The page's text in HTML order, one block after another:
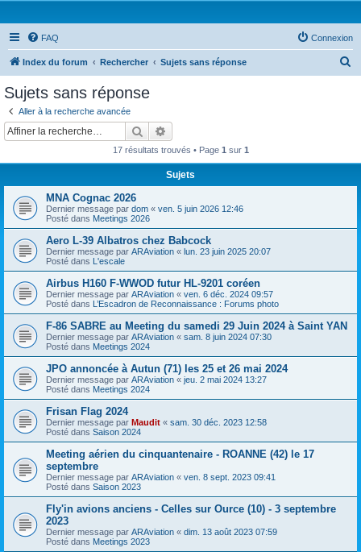
FAQ Connexion
Index du forum Rechercher Sujets sans réponse
Sujets sans réponse
Aller à la recherche avancée
Rechercher
17 résultats trouvés • Page 1 sur 1
Sujets
MNA Cognac 2026
Dernier message par dom « ven. 5 juin 2026 12:46
Posté dans Meetings 2026
Aero L-39 Albatros chez Babcock
Dernier message par ARAviation « lun. 23 juin 2025 20:07
Posté dans L'escale
Airbus H160 F-WWOD futur HL-9201 coréen
Dernier message par ARAviation « ven. 6 déc. 2024 09:57
Posté dans L’Escadron de Reconnaissance : Forums photo
F-86 SABRE au Meeting du samedi 29 Juin 2024 à Saint YAN
Dernier message par ARAviation « sam. 8 juin 2024 07:30
Posté dans Meetings 2024
JPO annoncée à Autun (71) les 25 et 26 mai 2024
Dernier message par ARAviation « jeu. 2 mai 2024 13:27
Posté dans Meetings 2024
Frisan Flag 2024
Dernier message par Maudit « sam. 30 déc. 2023 12:58
Posté dans Saison 2024
Meeting aérien du cinquantenaire - ROANNE (42) le 17
septembre
Dernier message par ARAviation « ven. 8 sept. 2023 09:41
Posté dans Saison 2023
Fly'in avions anciens - Celles sur Ource (10) - 3 septembre
2023
Dernier message par ARAviation « dim. 13 août 2023 07:59
Posté dans Meetings 2023